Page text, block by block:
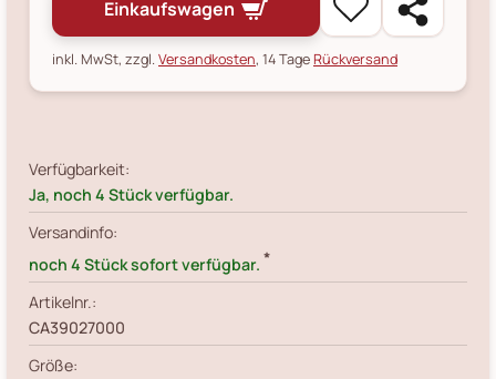
Einkaufswagen
inkl. MwSt, zzgl.Versandkosten, 14 TageRückversand
Verfügbarkeit:
Ja, noch 4 Stück verfügbar.
Versandinfo:
noch 4 Stück sofort verfügbar. *
Artikelnr.:
CA39027000
Größe: